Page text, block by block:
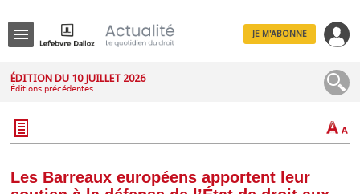
JE M'ABONNE
ÉDITION DU 10 JUILLET 2026
Éditions précédentes
Les Barreaux européens apportent leur